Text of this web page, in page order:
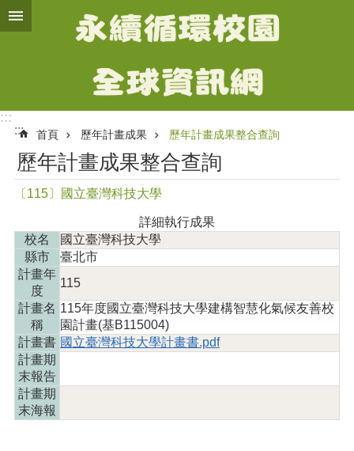
跳到主要內容區塊
畫
簡
介
智
慧
化
氣
友
校
園
專
區
歷
:::
:::
首頁 歷年計畫成果 歷年計畫成果整合查詢
歷年計畫成果整合查詢
〔115〕國立臺灣科技大學
詳細執行成果
校名
國立臺灣科技大學
縣市
臺北市
計畫年
度
115
計畫名
稱
115年度國立臺灣科技大學建構智慧化氣候友善校
園計畫(基B115004)
計畫書 國立臺灣科技大學計畫書.pdf
計畫期
末報告
計畫期
末海報